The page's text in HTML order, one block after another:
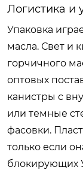
Логистика и
Упаковка
масла. Свет и
горчичного
оптовых
канистры с
или темные
фасовки.
только если
блокирующих